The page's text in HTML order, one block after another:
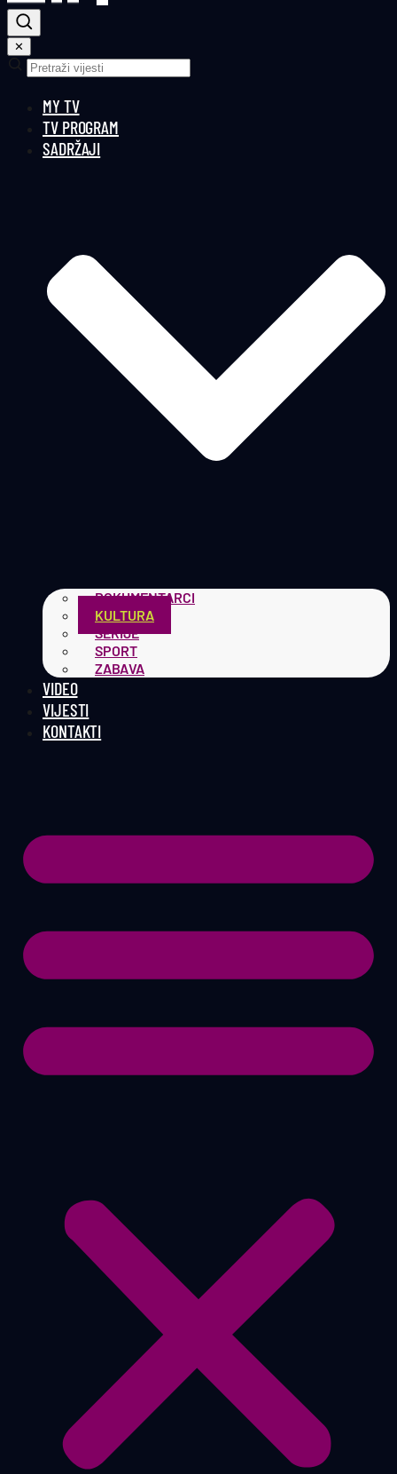
✕
MY TV
TV PROGRAM
SADRŽAJI
DOKUMENTARCI
KULTURA
SERIJE
SPORT
ZABAVA
VIDEO
VIJESTI
KONTAKTI